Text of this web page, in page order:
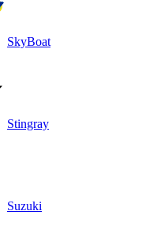
SkyBoat
Stingray
Suzuki